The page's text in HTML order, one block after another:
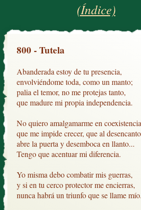
(Índice)
800 - Tutela
Abanderada estoy de tu presencia,
envolviéndome toda, como un manto;
palia el temor, no me protejas tanto,
que madure mi propia independencia.
No quiero amalgamarme en coexistencia
que me impide crecer, que al desencanto
abre la puerta y desemboca en llanto...
Tengo que acentuar mi diferencia.
Yo misma debo combatir mis guerras,
y si en tu cerco protector me encierras,
nunca habrá un triunfo que se llame